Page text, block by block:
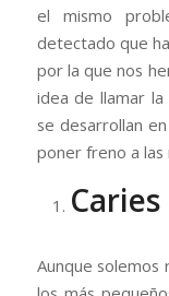
el mismo
detectado que
por la que nos
idea de llamar
se desarrollan
poner freno a las
Caries
Aunque solemos